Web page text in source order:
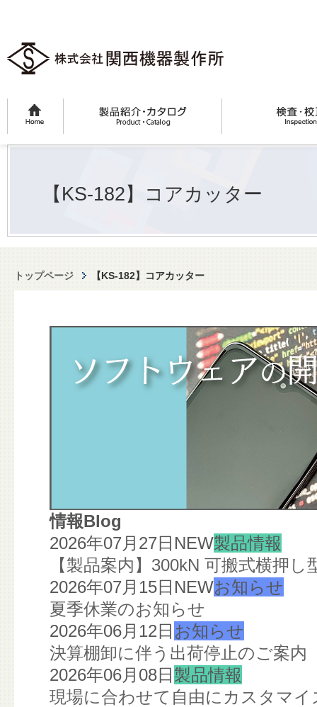
【KS-182】コアカッター
トップページ 【KS-182】コアカッター
情報Blog
2026年07月27日 NEW製品情報
【製品案内】300kN 可搬式横押し
2026年07月15日 NEWお知らせ
夏季休業のお知らせ
2026年06月12日 お知らせ
決算棚卸に伴う出荷停止のご案内
2026年06月08日 製品情報
現場に合わせて自由にカスタマ